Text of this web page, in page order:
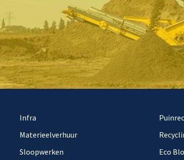
Infra
Materieelverhuur
Sloopwerken
Eco